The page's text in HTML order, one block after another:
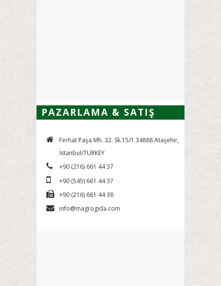
PAZARLAMA & SATIŞ
Ferhat Paşa Mh. 32. Sk.15/1 34888 Ataşehir,
İstanbul/TURKEY
+90 (216) 661 44 37
+90 (545) 661 44 37
+90 (216) 661 44 38
info@magrogida.com